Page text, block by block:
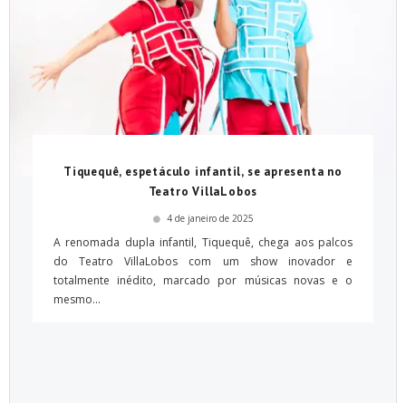
Tiquequê, espetáculo infantil, se apresenta no
Teatro VillaLobos
4 de janeiro de 2025
A renomada dupla infantil, Tiquequê, chega aos palcos
do Teatro VillaLobos com um show inovador e
totalmente inédito, marcado por músicas novas e o
mesmo...